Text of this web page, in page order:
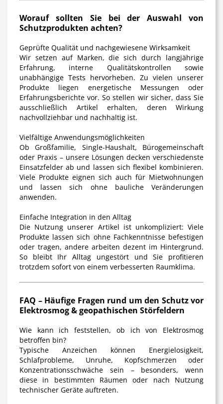
Worauf sollten Sie bei der Auswahl von
Schutzprodukten achten?
Geprüfte Qualität und nachgewiesene Wirksamkeit
Wir setzen auf Marken, die sich durch langjährige
Erfahrung, interne Qualitätskontrollen sowie
unabhängige Tests hervorheben. Zu vielen unserer
Produkte liegen energetische Messungen oder
Erfahrungsberichte vor. So stellen wir sicher, dass Sie
ausschließlich Artikel erhalten, deren Wirkung
nachvollziehbar und nachhaltig ist.
Vielfältige Anwendungsmöglichkeiten
Ob Großfamilie, Single-Haushalt, Bürogemeinschaft
oder Praxis – unsere Lösungen decken verschiedenste
Einsatzfelder ab und lassen sich flexibel kombinieren.
Viele Produkte eignen sich auch für Mietwohnungen
und lassen sich ohne bauliche Veränderungen
anwenden.
Einfache Integration in den Alltag
Die Nutzung unserer Artikel ist unkompliziert: Viele
Produkte lassen sich ohne Fachkenntnisse befestigen
oder tragen, andere arbeiten dezent im Hintergrund.
So bleibt Ihr Alltag ungestört und Sie profitieren
trotzdem sofort von einem verbesserten Raumklima.
FAQ – Häufige Fragen rund um den Schutz vor
Elektrosmog & geopathischen Störfeldern
Wie kann ich feststellen, ob ich von Elektrosmog
betroffen bin?
Typische Anzeichen können Energielosigkeit,
Schlafprobleme, Unruhe, Kopfschmerzen oder
Konzentrationsschwäche sein – besonders, wenn
diese in bestimmten Räumen oder nach Nutzung
technischer Geräte auftreten.